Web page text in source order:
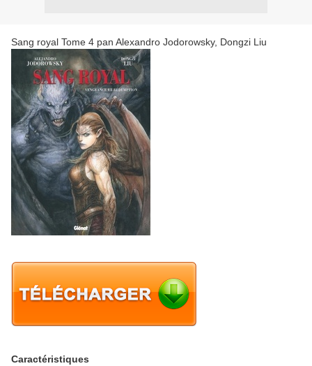
Sang royal Tome 4 pan Alexandro Jodorowsky, Dongzi Liu
Caractéristiques